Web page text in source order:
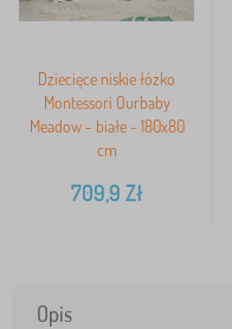
Dziecięce niskie łóżko
Montessori Ourbaby
Meadow - białe - 180x80
cm
709,9 Zł
Opis